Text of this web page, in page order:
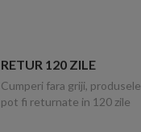
RETUR 120 ZILE
Cumperi fara griji, produsele
pot fi returnate in 120 zile